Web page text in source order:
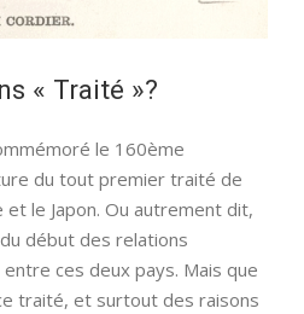
« Traité »?
le 160ème
du tout premier traité de
le Japon. Ou autrement dit,
début des relations
ces deux pays. Mais que
traité, et surtout des raisons